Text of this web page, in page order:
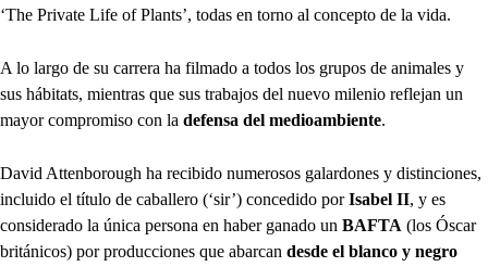
‘The Private Life of Plants’, todas en torno al concepto de la vida.
A lo largo de su carrera ha filmado a todos los grupos de animales y
sus hábitats, mientras que sus trabajos del nuevo milenio reflejan un
mayor compromiso con la defensa del medioambiente.
David Attenborough ha recibido numerosos galardones y distinciones,
incluido el título de caballero (‘sir’) concedido porIsabel II, y es
considerado la única persona en haber ganado un BAFTA (los Óscar
británicos) por producciones que abarcan desde el blanco y negro